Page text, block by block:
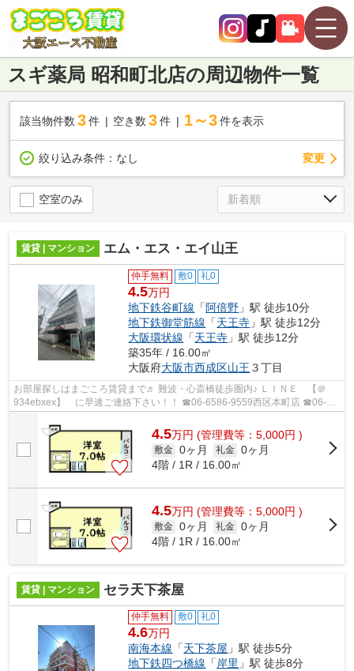
スギ薬局 昭和町北店の周辺物件一覧
該当物件数 3件 空き数 3 件 1～3 件を表示
絞り込み条件： なし 変更
空室のみ
賃貸 | マンション エム・エス・エイ山王
仲手無料 敷0 礼0
4.5万円
地下鉄谷町線 「 阿倍野 」駅 徒歩10分
地下鉄御堂筋線 「天王寺 」駅 徒歩12分
大阪環状線 「天王寺 」駅 徒歩12分
築35年 / 16.00㎡
大阪府大阪市西成区山王 ３丁目
お部屋探しはまごころ賃貸まで♬ 難波・心斎橋徒歩圏内♪ ＬＩＮＥ 【＠
934ebxex】 に早速ご連絡下さい！！ ☎06-6586-9559西区本町店 ☎06-
6562-1777桜川駅前店
4.5万円 (管理費等：5,000円 )
敷金 0ヶ月 礼金 0ヶ月
4階 / 1R / 16.00㎡
4.5万円 (管理費等：5,000円 )
敷金 0ヶ月 礼金 0ヶ月
4階 / 1R / 16.00㎡
賃貸 | マンション セラ天下茶屋
仲手無料 敷0 礼0
4.6万円
南海本線 「天下茶屋 」駅 徒歩5分
地下鉄四つ橋線 「岸里 」駅 徒歩8分